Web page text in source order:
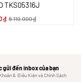
TKS05316J
₫ 8.110.000₫
gửi đến inbox của bạn
& Điều Kiện và Chính Sách